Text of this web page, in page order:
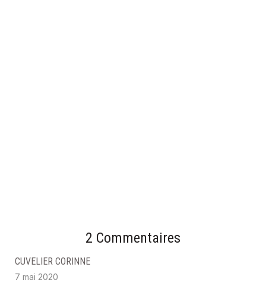
2 Commentaires
CUVELIER CORINNE
7 mai 2020